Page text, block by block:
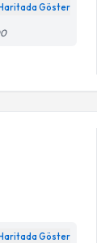
Haritada Göster
Göster